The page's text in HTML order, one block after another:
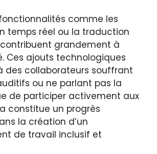
comme les
temps réel ou la traduction
grandement à
Ces ajouts technologiques
des collaborateurs souffrant
ou ne parlant pas la
de participer activement aux
constitue un progrès
la création d’un
de travail inclusif et